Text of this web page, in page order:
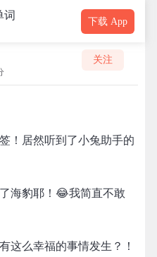
词 下载 App
关注
！居然听到了小兔助手的
海豹耶！😂我简直不敢
这么幸福的事情发生？！